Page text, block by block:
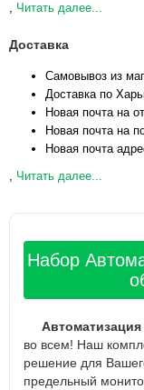
, Читать далее...
Доставка
Самовывоз из
Доставка по
Новая почта на
Новая почта на
Новая почта
, Читать далее...
Набор
Автоматизация
во всем! Наш
решение для
предельный